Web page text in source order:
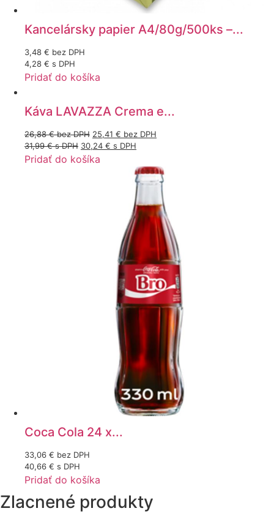
Kancelársky papier A4/80g/500ks –...
3,48 € bez DPH
4,28 € s DPH
Pridať do košíka
Káva LAVAZZA Crema e...
26,88€bez DPH 25,41 € bez DPH
31,99€s DPH 30,24 € s DPH
Pridať do košíka
Coca Cola 24 x...
33,06 € bez DPH
40,66 € s DPH
Pridať do košíka
Zlacnené produkty